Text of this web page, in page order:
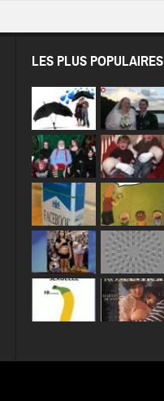
LES PLUS POPULAIRES